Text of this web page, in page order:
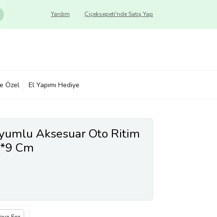
Çiçeksepeti'nde Satış Yap
Yardım
Özel El Yapımı Hediye
Aksesuar Oto Ritim
Cm